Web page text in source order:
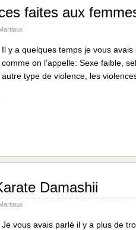
faites aux
Il y a quelques temps je vous
comme on l’appelle: Sexe faible,
autre type de violence, les
Damashii
Je vous avais parlé il y a plus de